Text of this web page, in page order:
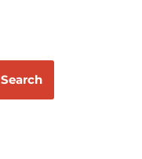
Search